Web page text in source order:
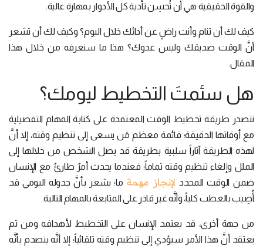
والقوة الحقيقية هي أن تُحسِن تأدية كل الأدوار بمهارة عالية.
كيف لك أن تنام وأنت راضٍ عن أدائك خلال اليوم؟ وكيف لك أن تشعر
أنَّ الوقت صديقك وليس عدوك؟ هذا ما سنعرفه من خلال هذا
المقال.
هل سئمتَ التخطيط ليومك؟
تتصدر طريقة تخطيط الوقت المعتمدة على كتابة المهام التفصيلية
مع أوقاتها الدقيقة؛ قائمة معظم مَن يسعى إلى تنظيم وقته، إلا أنَّ
لهذه الطريقة آثاراً سلبية بطريقة قد يصل الشخص من خلالها إلى
الملل وإلغاء تنظيم وقته تماماً؛ فعندما يحدث أمرٌ طارئٌ مع الإنسان
ضمن الوقت المحدد لإنجاز مهمة ما؛ يشعر بأنَّ جدوله اليومي قد
أُصِيب بالعطب كلياً، وأنَّه غير قادر على المتابعة بالمهام التالية.
من جهة أخرى، قد يعتمد الإنسان على التخطيط لأهدافه ومن ثم
يعتقد أنَّ هذا الأمر سيؤدي إلى تنظيم وقته تلقائياً؛ إلا أنَّه ينصدم بأنَّه